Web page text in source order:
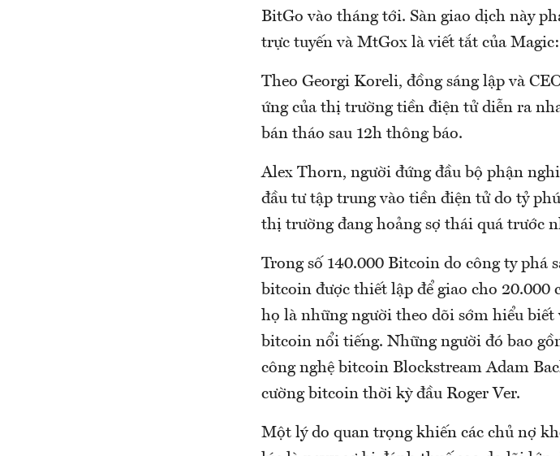
BitGo vào tháng tới. Sàn giao dịch này
trực tuyến và MtGox là viết tắt của
Theo Georgi Koreli, đồng sáng lập và
ứng của thị trường tiền điện tử diễn ra
bán tháo sau 12h thông báo.
Alex Thorn, người đứng đầu bộ phận
đầu tư tập trung vào tiền điện tử do tỷ
thị trường đang hoảng sợ thái quá trước
Trong số 140.000 Bitcoin do công ty phá
bitcoin được thiết lập để giao cho 20.000
họ là những người theo dõi sớm hiểu
bitcoin nổi tiếng. Những người đó bao
công nghệ bitcoin Blockstream Adam
cường bitcoin thời kỳ đầu Roger Ver.
Một lý do quan trọng khiến các chủ nợ